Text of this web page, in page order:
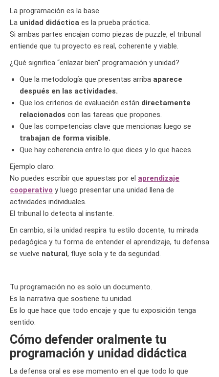
La programación es la base.
La unidad didáctica es la prueba práctica.
Si ambas partes encajan como piezas de puzzle, el tribunal
entiende que tu proyecto es real, coherente y viable.
¿Qué significa “enlazar bien” programación y unidad?
Que la metodología que presentas arriba aparece
después en las actividades.
Que los criterios de evaluación están directamente
relacionados con las tareas que propones.
Que las competencias clave que mencionas luego se
trabajan de forma visible.
Que hay coherencia entre lo que dices y lo que haces.
Ejemplo claro:
No puedes escribir que apuestas por el aprendizaje
cooperativo y luego presentar una unidad llena de
actividades individuales.
El tribunal lo detecta al instante.
En cambio, si la unidad respira tu estilo docente, tu mirada
pedagógica y tu forma de entender el aprendizaje, tu defensa
se vuelve natural, fluye sola y te da seguridad.
Tu programación no es solo un documento.
Es la narrativa que sostiene tu unidad.
Es lo que hace que todo encaje y que tu exposición tenga
sentido.
Cómo defender oralmente tu
programación y unidad didáctica
La defensa oral es ese momento en el que todo lo que